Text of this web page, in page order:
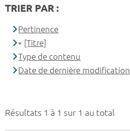
Résultats 1 à 1 sur 1 au total
TRIER PAR :
Pertinence
[Titre]
Type de contenu
Date de dernière modification